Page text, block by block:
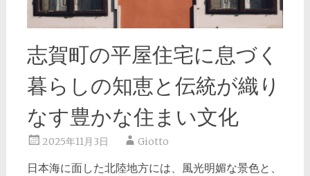
志賀町の平屋住宅に息づく
暮らしの知恵と伝統が織り
なす豊かな住まい文化
2025年11月3日 Giotto
日本海に面した北陸地方には、風光明媚な景色と、